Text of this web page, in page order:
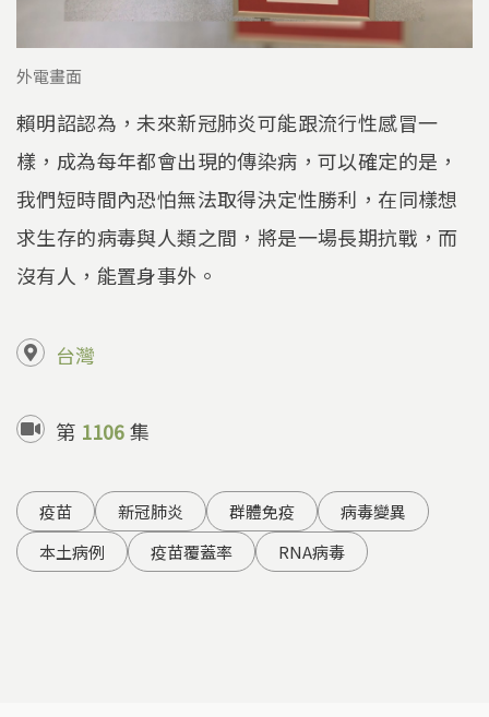
外電畫面
賴明詔認為，未來新冠肺炎可能跟流行性感冒一
樣，成為每年都會出現的傳染病，可以確定的是，
我們短時間內恐怕無法取得決定性勝利，在同樣想
求生存的病毒與人類之間，將是一場長期抗戰，而
沒有人，能置身事外。
台灣
第 1106集
疫苗 新冠肺炎 群體免疫
病毒變異
本土病例
疫苗覆蓋率 RNA病毒